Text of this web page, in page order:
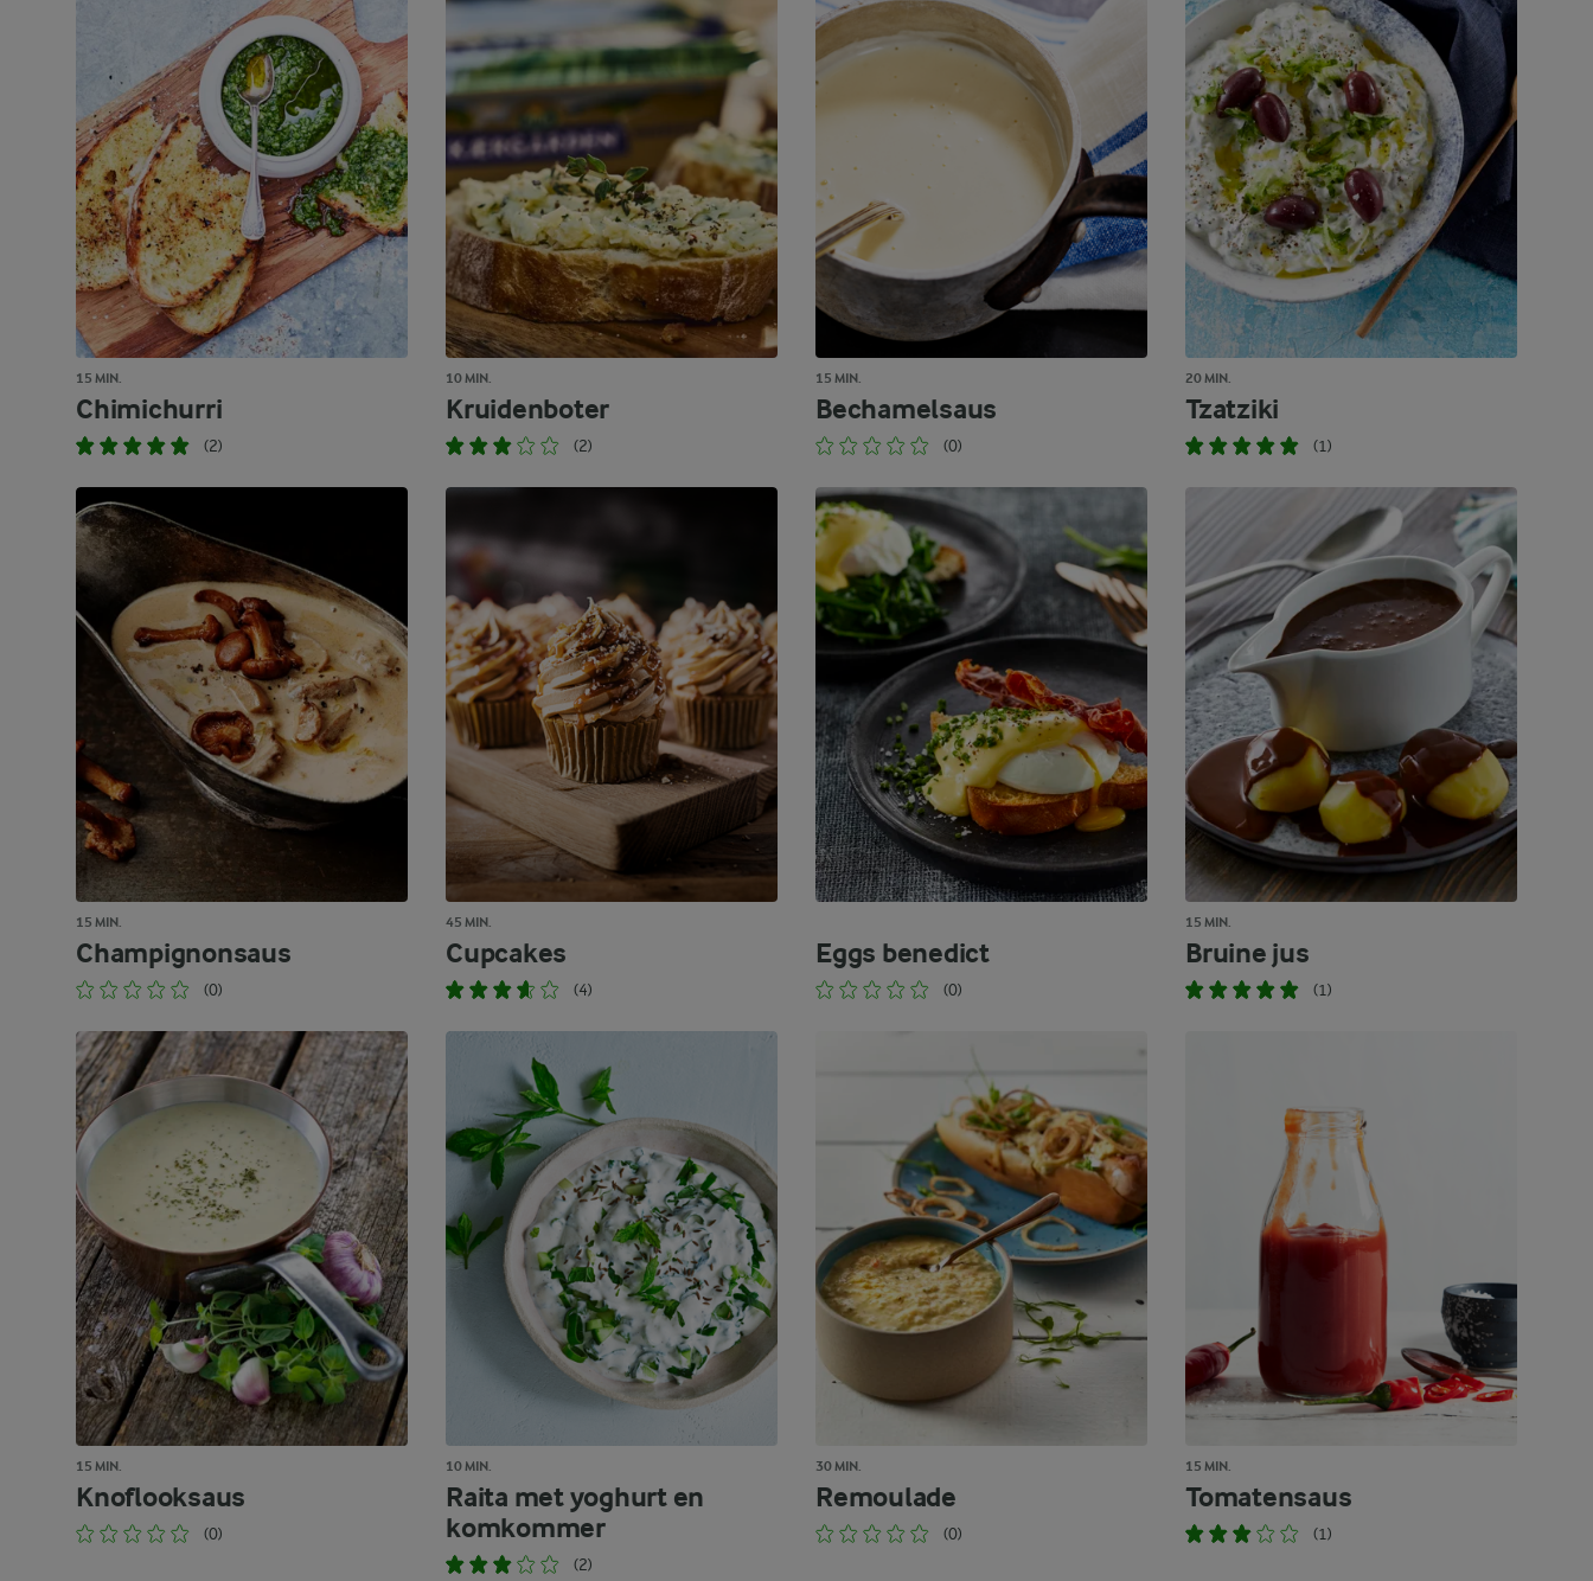
15 MIN.
Chimichurri
(2)
10 MIN.
Kruidenboter
(2)
15 MIN.
Bechamelsaus
(0)
20 MIN.
Tzatziki
(1)
15 MIN.
Champignonsaus
(0)
45 MIN.
Cupcakes
(4)
Eggs benedict
(0)
15 MIN.
Bruine jus
(1)
15 MIN.
Knoflooksaus
(0)
10 MIN.
Raita met yoghurt en
komkommer
(2)
30 MIN.
Remoulade
(0)
15 MIN.
Tomatensaus
(1)